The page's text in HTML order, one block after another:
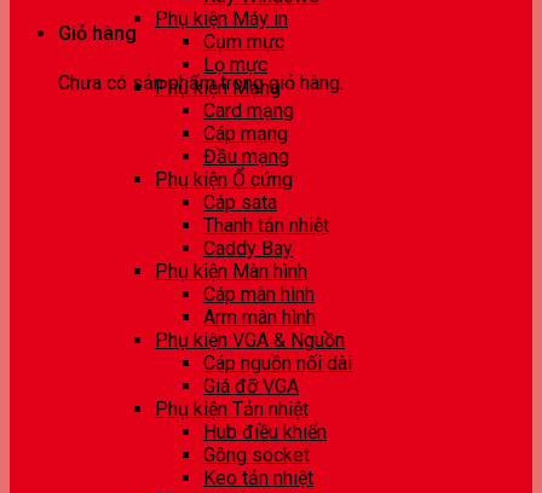
Giỏ hàng
Chưa có sản phẩm trong giỏ hàng.
Phụ kiện Máy in
Cụm mực
Lọ mực
Phụ kiện Mạng
Card mạng
Cáp mạng
Đầu mạng
Phụ kiện Ổ cứng
Cáp sata
Thanh tản nhiệt
Caddy Bay
Phụ kiện Màn hình
Cáp màn hình
Arm màn hình
Phụ kiện VGA & Nguồn
Cáp nguồn nối dài
Giá đỡ VGA
Phụ kiện Tản nhiệt
Hub điều khiển
Gông socket
Keo tản nhiệt